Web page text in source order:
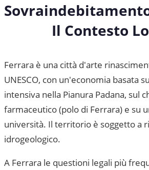
Il Contesto
Ferrara è una città d'arte
UNESCO, con un'economia basata
intensiva nella Pianura Padana, sul
farmaceutico (polo di Ferrara) e su
università. Il territorio è soggetto a
idrogeologico.
A Ferrara le questioni legali più